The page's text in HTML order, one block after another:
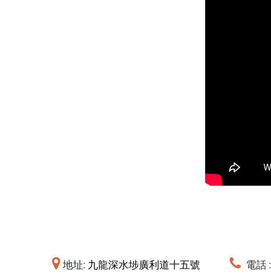
地址: 九龍深水埗廣利道十五號 電話 :